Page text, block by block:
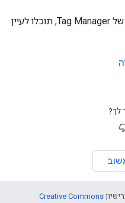
למידע נוסף על התכונות והיתרונות של Tag Manager, תוכלו לעיין
לך?
Creative Commons